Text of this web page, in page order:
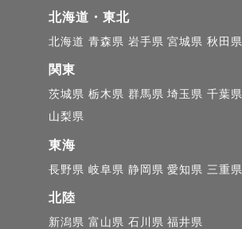
北海道・東北
北海道 青森県 岩手県 宮城県 秋田県
関東
茨城県 栃木県 群馬県 埼玉県 千葉県
山梨県
東海
長野県 岐阜県 静岡県 愛知県 三重県
北陸
新潟県 富山県 石川県 福井県